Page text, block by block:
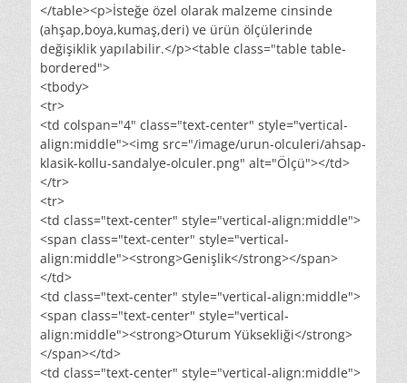
</table><p>İsteğe özel olarak malzeme cinsinde
(ahşap,boya,kumaş,deri) ve ürün ölçülerinde
değişiklik yapılabilir.</p><table class="table table-
bordered">
<tbody>
<tr>
<td colspan="4" class="text-center" style="vertical-
align:middle"><img src="/image/urun-olculeri/ahsap-
klasik-kollu-sandalye-olculer.png" alt="Ölçü"></td>
</tr>
<tr>
<td class="text-center" style="vertical-align:middle">
<span class="text-center" style="vertical-
align:middle"><strong>Genişlik</strong></span>
</td>
<td class="text-center" style="vertical-align:middle">
<span class="text-center" style="vertical-
align:middle"><strong>Oturum Yüksekliği</strong>
</span></td>
<td class="text-center" style="vertical-align:middle">